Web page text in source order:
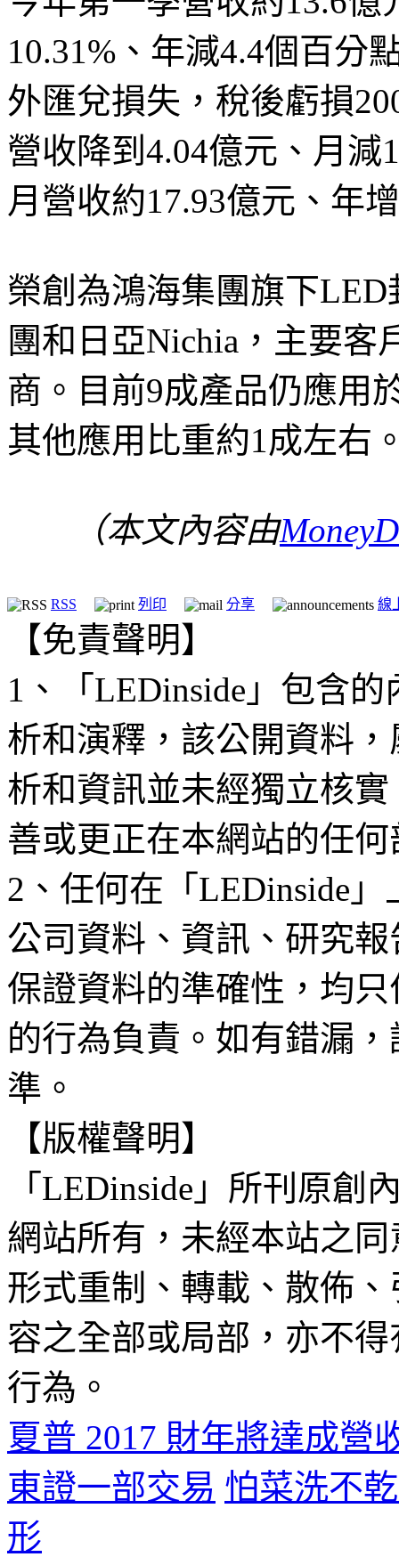
10.31%、年減4.4個百分
外匯兌損失，稅後虧損
營收降到4.04億元、月減
月營收約17.93億元、年
榮創為鴻海集團旗下
團和日亞Nichia，主要客
商。目前9成產品仍應用
其他應用比重約1成左右
（本文內容由
RSS 列印 分享 線
【免責聲明】
1、「LEDinside」包含
析和演釋，該公開資料
析和資訊並未經獨立核
善或更正在本網站的任
2、任何在「LEDinside
公司資料、資訊、研究
保證資料的準確性，均
的行為負責。如有錯漏
準。
【版權聲明】
「LEDinside」所刊原創
網站所有，未經本站之
形式重制、轉載、散佈
容之全部或局部，亦不
行為。
夏普 2017 財年將達成營
東證一部交易 怕菜洗不
形